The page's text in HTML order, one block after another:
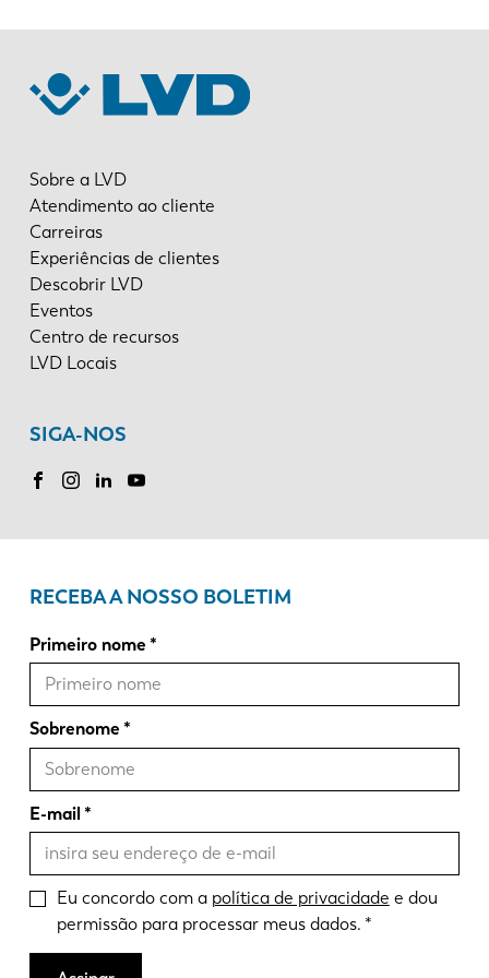
Sobre a LVD
Atendimento ao cliente
Carreiras
Experiências de clientes
Descobrir LVD
Eventos
Centro de recursos
LVD Locais
SIGA-NOS
RECEBA A NOSSO BOLETIM
Primeiro nome
Sobrenome
E-mail
Eu concordo com a política de privacidade e dou
permissão para processar meus dados.